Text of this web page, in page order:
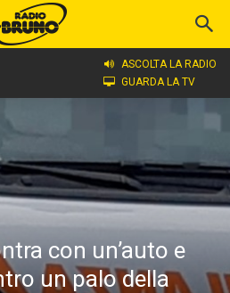
ASCOLTA LA RADIO
GUARDA LA TV
con un’auto e
un palo della